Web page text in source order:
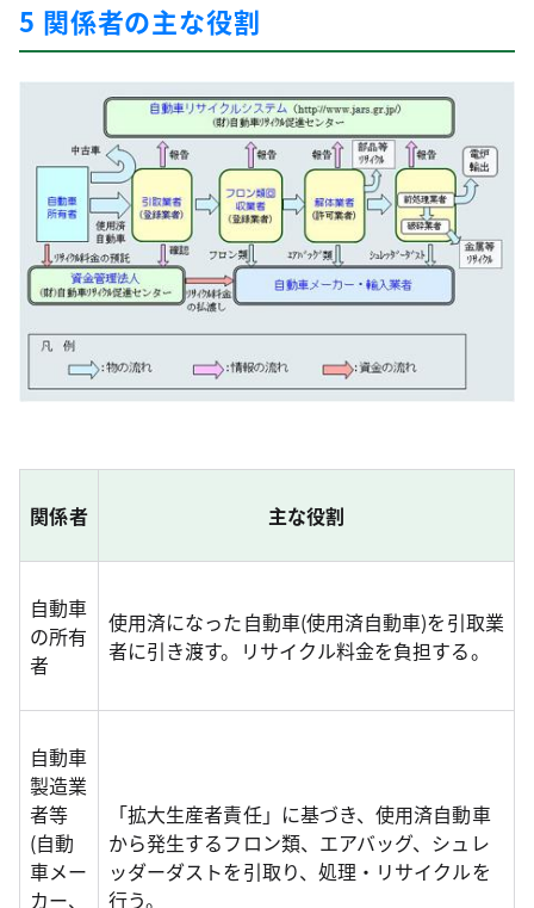
5 関係者の主な役割
関係者 主な役割
自動車
の所有
者
使用済になった自動車(使用済自動車)を引取業
者に引き渡す。リサイクル料金を負担する。
自動車
製造業
者等
(自動
車メー
カー、
「拡大生産者責任」に基づき、使用済自動車
から発生するフロン類、エアバッグ、シュレ
ッダーダストを引取り、処理・リサイクルを
行う。